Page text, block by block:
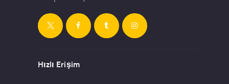
Hızlı Erişim